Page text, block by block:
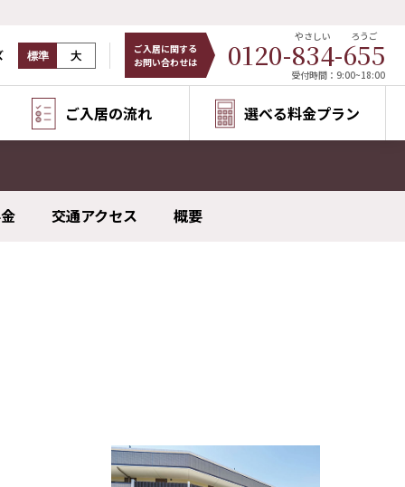
標準 大
ご入居に関する
お問い合わせは
0120-834
やさしい
-655
ろうご
受付時間：9:00~18:00
ご入居の流れ 選べる料金プラン
交通アクセス 概要